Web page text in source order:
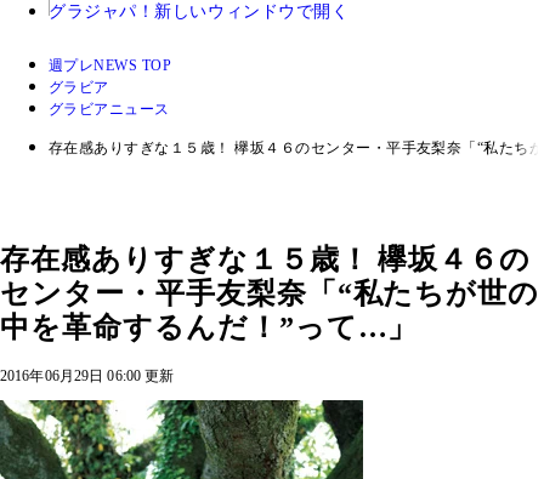
グラジャパ！ 新しいウィンドウで開く
週プレNEWS TOP
グラビア
グラビアニュース
存在感ありすぎな１５歳！ 欅坂４６のセンター・平手友梨奈「“私たち
存在感ありすぎな１５歳！ 欅坂４６の
センター・平手友梨奈「“私たちが世の
中を革命するんだ！”って…」
2016年06月29日 06:00 更新